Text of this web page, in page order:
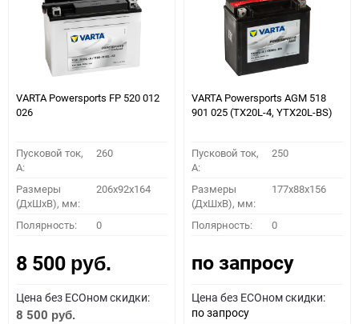
VARTA Powersports FP 520 012
026
Пусковой ток,
A:
260
Размеры
(ДхШхВ), мм:
206x92x164
Полярность: 0
8 500 руб.
Цена без ECOном скидки:
8 500 руб.
VARTA Powersports AGM 518
901 025 (TX20L-4, YTX20L-BS)
Пусковой ток,
A:
250
Размеры
(ДхШхВ), мм:
177x88x156
Полярность: 0
по запросу
Цена без ECOном скидки:
по запросу